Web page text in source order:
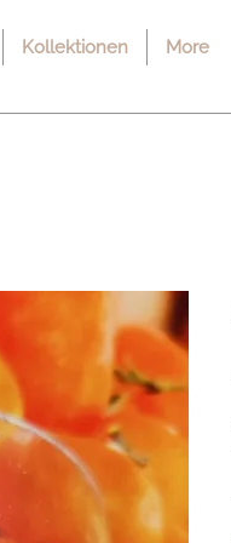
Kollektionen More